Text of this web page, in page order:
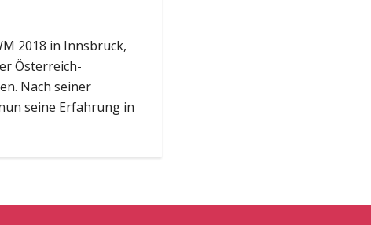
2018 in Innsbruck,
Österreich-
Nach seiner
seine Erfahrung in